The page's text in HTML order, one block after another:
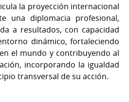
la proyección internacional
una diplomacia profesional,
a resultados, con capacidad
dinámico, fortaleciendo
el mundo y contribuyendo al
incorporando la igualdad
transversal de su acción.